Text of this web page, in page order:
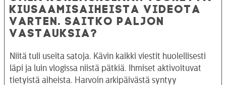
KIUSAAMISAIHEISTA VIDEOTA
VARTEN. SAITKO PALJON
VASTAUKSIA?
Niitä tuli useita satoja. Kävin kaikki viestit huolellisesti
läpi ja luin vlogissa niistä pätkiä. Ihmiset aktivoituvat
tietyistä aiheista. Harvoin arkipäivästä syntyy